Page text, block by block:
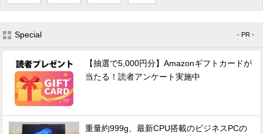
Special - PR -
【抽選で5,000円分】Amazonギフトカードが
当たる！読者アンケート実施中
重量約999g、最新CPU搭載のビジネスPCの